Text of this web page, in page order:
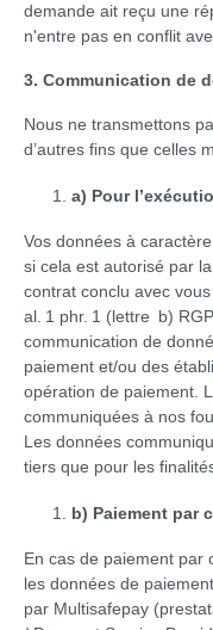
demande ait reçu une
n'entre pas en conflit
3. Communication de
Nous ne transmettons
d’autres fins que celles
a) Pour
Vos données à
si cela est autorisé par
contrat conclu avec
al. 1 phr. 1 (lettre b)
communication de
paiement et/ou des
opération de paiement.
communiquées à nos
Les données
tiers que pour les
b) Paiement par
En cas de paiement par
les données de
par Multisafepay